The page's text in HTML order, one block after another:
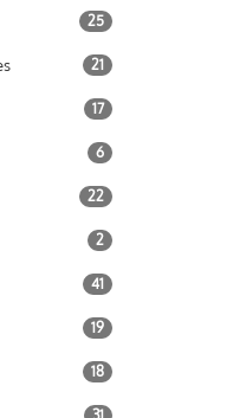
25
21
17
6
22
2
41
19
18